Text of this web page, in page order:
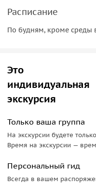
Архитектура Высоко-
сложившаяся с начала
исторические эпохи и
причудливые формы. К
митрополита
архитектором Алевизом
итальянского зодчества.
Боголюбской иконы
в уже более
монастыря можно
святителя Петра и
Расписание
По будням, кроме среды
Это
индивидуальная
экскурсия
Только ваша группа
На экскурсии будете
Время на экскурсии —
Персональный гид
Всегда в вашем